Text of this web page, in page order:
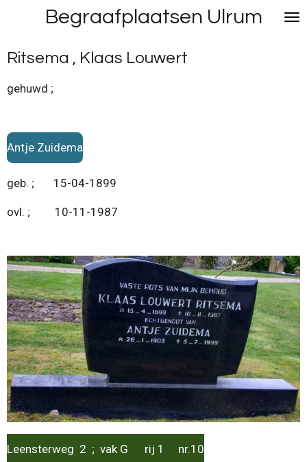
naar
de
hoofdinhoud
Begraafplaatsen Ulrum
Ritsema , Klaas Louwert
gehuwd ;
Antje Zuidema
geb. ; 15-04-1899
ovl. ; 10-11-1987
Leensterweg 2 ; vak G rij 1 nr.10